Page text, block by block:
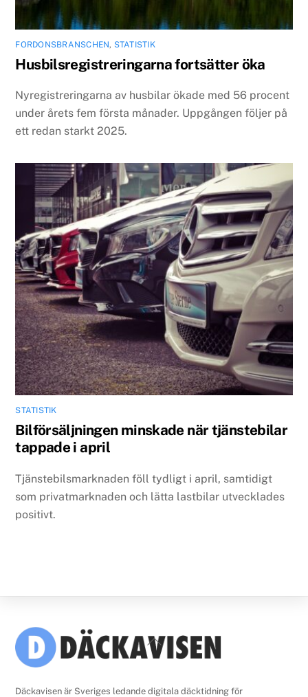
FORDONSBRANSCHEN, STATISTIK
Husbilsregistreringarna fortsätter öka
Nyregistreringarna av husbilar ökade med 56 procent
under årets fem första månader. Uppgången följer på
ett redan starkt 2025.
STATISTIK
Bilförsäljningen minskade när tjänstebilar
tappade i april
Tjänstebilsmarknaden föll tydligt i april, samtidigt
som privatmarknaden och lätta lastbilar utvecklades
positivt.
Back
To
Däckavisen är Sveriges ledande digitala däcktidning för